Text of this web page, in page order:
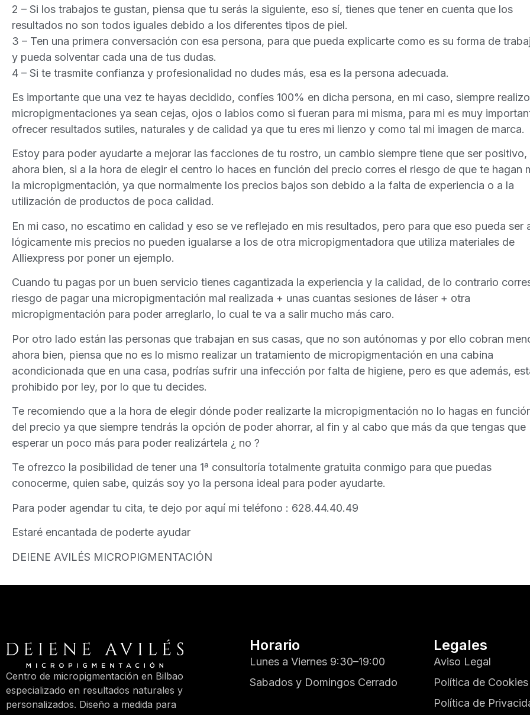
2 – Si los trabajos te gustan, piensa que tu serás la siguiente, eso sí, tienes que tener en cuenta que los
resultados no son todos iguales debido a los diferentes tipos de piel.
3 – Ten una primera conversación con esa persona, para que pueda explicarte como es su forma de
y pueda solventar cada una de tus dudas.
4 – Si te trasmite confianza y profesionalidad no dudes más, esa es la persona adecuada.
Es importante que una vez te hayas decidido, confíes 100% en dicha persona, en mi caso, siempre
micropigmentaciones ya sean cejas, ojos o labios como si fueran para mi misma, para mi es muy
ofrecer resultados sutiles, naturales y de calidad ya que tu eres mi lienzo y como tal mi imagen de marca.
Estoy para poder ayudarte a mejorar las facciones de tu rostro, un cambio siempre tiene que ser positivo,
ahora bien, si a la hora de elegir el centro lo haces en función del precio corres el riesgo de que te hagan
la micropigmentación, ya que normalmente los precios bajos son debido a la falta de experiencia o a la
utilización de productos de poca calidad.
En mi caso, no escatimo en calidad y eso se ve reflejado en mis resultados, pero para que eso pueda ser
lógicamente mis precios no pueden igualarse a los de otra micropigmentadora que utiliza materiales de
Alliexpress por poner un ejemplo.
Cuando tu pagas por un buen servicio tienes cagantizada la experiencia y la calidad, de lo contrario
riesgo de pagar una micropigmentación mal realizada + unas cuantas sesiones de láser + otra
micropigmentación para poder arreglarlo, lo cual te va a salir mucho más caro.
Por otro lado están las personas que trabajan en sus casas, que no son autónomas y por ello cobran
ahora bien, piensa que no es lo mismo realizar un tratamiento de micropigmentación en una cabina
acondicionada que en una casa, podrías sufrir una infección por falta de higiene, pero es que además,
prohibido por ley, por lo que tu decides.
Te recomiendo que a la hora de elegir dónde poder realizarte la micropigmentación no lo hagas en
del precio ya que siempre tendrás la opción de poder ahorrar, al fin y al cabo que más da que tengas que
esperar un poco más para poder realizártela ¿ no ?
Te ofrezco la posibilidad de tener una 1ª consultoría totalmente gratuita conmigo para que puedas
conocerme, quien sabe, quizás soy yo la persona ideal para poder ayudarte.
Para poder agendar tu cita, te dejo por aquí mi teléfono : 628.44.40.49
Estaré encantada de poderte ayudar
DEIENE AVILÉS MICROPIGMENTACIÓN
Centro de micropigmentación en Bilbao
especializado en resultados naturales y
personalizados. Diseño a medida para
Horario
Lunes a Viernes 9:30–19:00
Sabados y Domingos Cerrado
Legales
Aviso Legal
Política de Cookies
Política de